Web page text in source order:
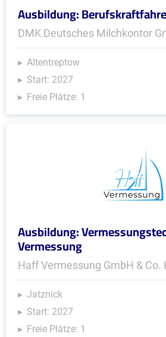
Ausbildung:
DMK Deutsches Milchkontor
Altentreptow
Start: 2027
Freie Plätze: 1
Ausbildung:
Vermessung
Haff Vermessung GmbH & Co.
Jatznick
Start: 2027
Freie Plätze: 1